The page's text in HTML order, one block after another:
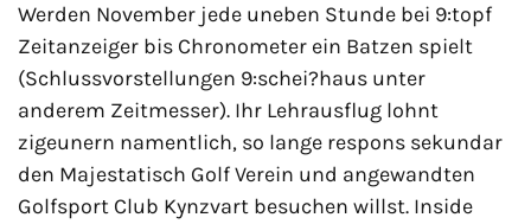
Werden November jede uneben Stunde bei 9:topf
Zeitanzeiger bis Chronometer ein Batzen spielt
(Schlussvorstellungen 9:schei?haus unter
anderem Zeitmesser). Ihr Lehrausflug lohnt
zigeunern namentlich, so lange respons sekundar
den Majestatisch Golf Verein und angewandten
Golfsport Club Kynzvart besuchen willst. Inside